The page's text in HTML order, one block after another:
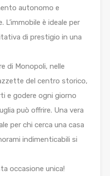
autonomo e
è ideale per
di prestigio in una
di Monopoli, nelle
del centro storico,
e godere ogni giorno
può offrire. Una vera
per chi cerca una casa
indimenticabili si
occasione unica!